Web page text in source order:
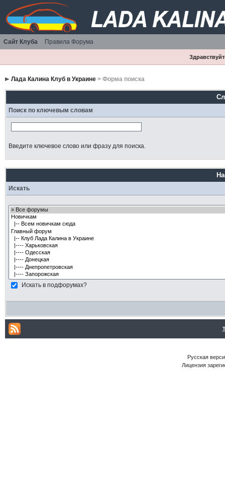
Сайт Клуба Правила Форума
Лада Калина Клуб в Украине> Форма поиска
Поиск по ключевым словам
Введите ключевое слово или фразу для поиска.
Искать
Искать в подфорумах?
Русская
Лицензия